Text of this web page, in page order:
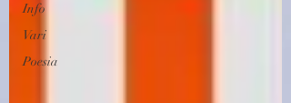
Info
Vari
Poesia